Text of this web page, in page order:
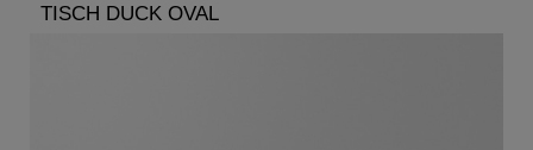
TISCH DUCK OVAL